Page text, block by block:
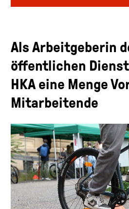
Als Arbeitgeberin
öffentlichen
HKA eine Menge
Mitarbeitende